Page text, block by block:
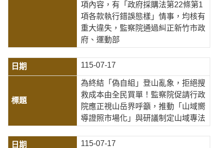
項內容，有「政府採購法第22條第1
項各款執行錯誤態樣」情事，均核有
重大違失，監察院通過糾正新竹市政
府、運動部
115-07-17
為終結「偽自組」登山亂象，拒絕搜
救成本由全民買單！監察院促請行政
院應正視山岳界呼籲，推動「山域嚮
導證照市場化」與研議制定山域專法
115-07-17